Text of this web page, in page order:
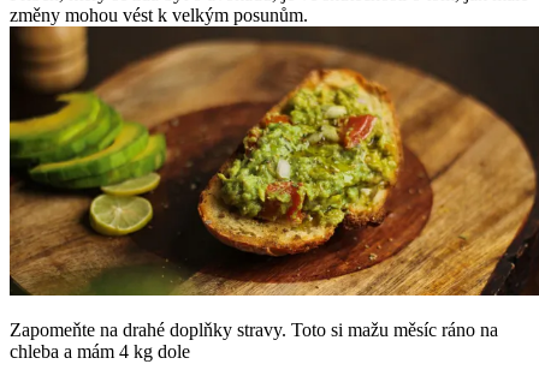
změny mohou vést k velkým posunům.
Zapomeňte na drahé doplňky stravy. Toto si mažu měsíc ráno na
chleba a mám 4 kg dole